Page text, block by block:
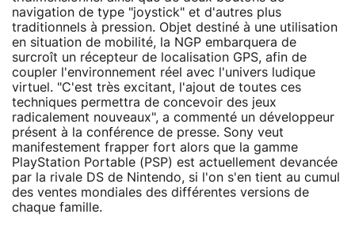
navigation de type "joystick" et d'autres plus
traditionnels à pression. Objet destiné à une utilisation
en situation de mobilité, la NGP embarquera de
surcroît un récepteur de localisation GPS, afin de
coupler l'environnement réel avec l'univers ludique
virtuel. "C'est très excitant, l'ajout de toutes ces
techniques permettra de concevoir des jeux
radicalement nouveaux", a commenté un développeur
présent à la conférence de presse. Sony veut
manifestement frapper fort alors que la gamme
PlayStation Portable (PSP) est actuellement devancée
par la rivale DS de Nintendo, si l'on s'en tient au cumul
des ventes mondiales des différentes versions de
chaque famille.